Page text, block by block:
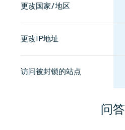
更改国家/地区
更改IP地址
访问被封锁的站点
问答